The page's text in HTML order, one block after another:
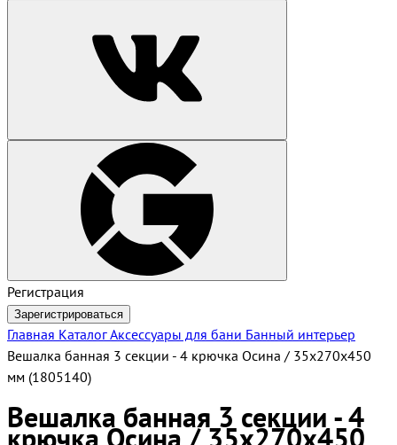
Регистрация
Зарегистрироваться
Главная КаталогАксессуары для бани Банный интерьер
Вешалка банная 3 секции - 4 крючка Осина / 35х270х450
мм (1805140)
Вешалка банная 3 секции - 4